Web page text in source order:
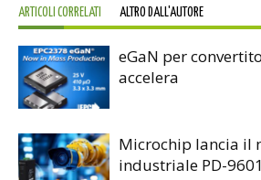
ARTICOLI CORRELATI ALTRO DALL'AUTORE
eGaN per
accelera
Microchip lancia il
industriale PD-